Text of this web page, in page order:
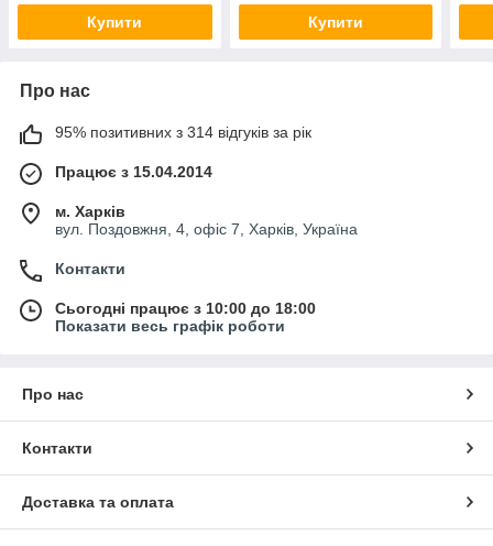
Купити Купити
Про нас
95% позитивних з 314 відгуків за рік
Працює з 15.04.2014
м. Харків
вул. Поздовжня, 4, офіс 7, Харків, Україна
Контакти
Сьогодні працює з 10:00 до 18:00
Показати весь графік роботи
Про нас
Контакти
Доставка та оплата